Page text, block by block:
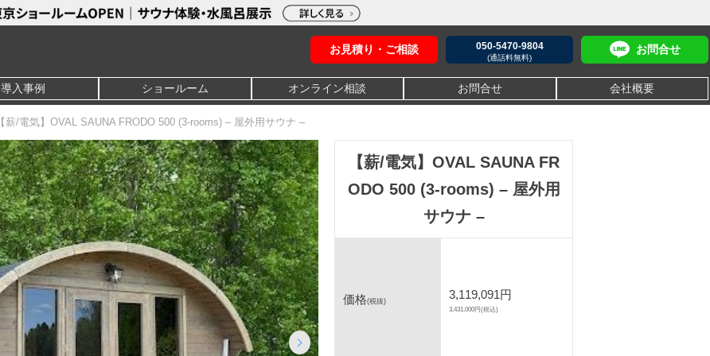
お見積り・ご相談 050-5470-9804
(通話料無料)
お問合せ
導入事例 ショールーム オンライン相談 お問合せ 会社概要
【薪/電気】OVAL SAUNA FRODO 500 (3-rooms) – 屋外用サウナ –
【薪/電気】OVAL SAUNA FR
ODO 500 (3-rooms) – 屋外用
サウナ –
価格(税抜) 3,119,091円
3,431,000円(税込)